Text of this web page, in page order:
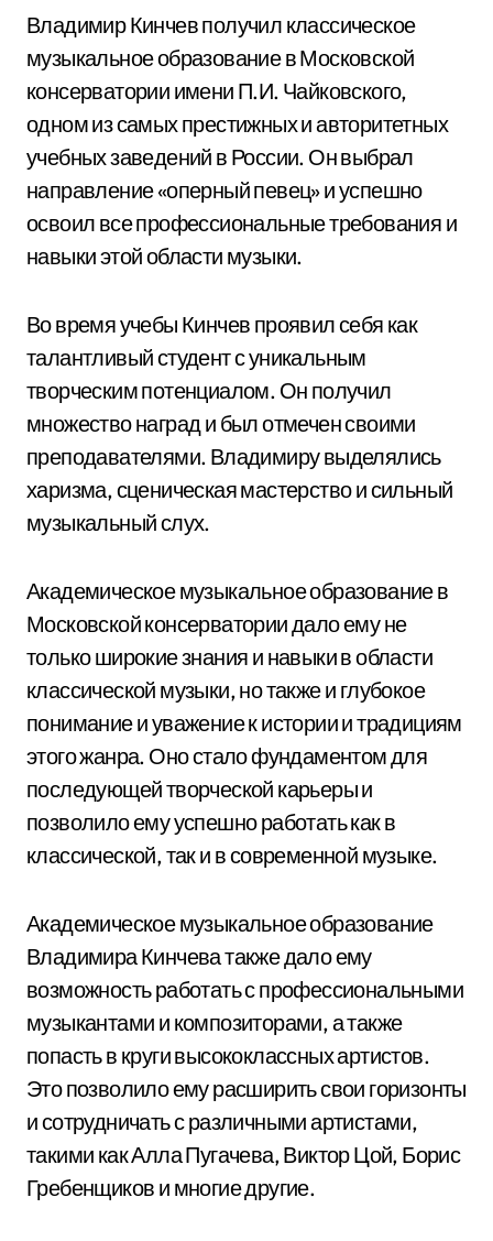
Владимир Кинчев получил классическое
музыкальное образование в Московской
консерватории имени П.И. Чайковского,
одном из самых престижных и авторитетных
учебных заведений в России. Он выбрал
направление «оперный певец» и успешно
освоил все профессиональные требования и
навыки этой области музыки.
Во время учебы Кинчев проявил себя как
талантливый студент с уникальным
творческим потенциалом. Он получил
множество наград и был отмечен своими
преподавателями. Владимиру выделялись
харизма, сценическая мастерство и сильный
музыкальный слух.
Академическое музыкальное образование в
Московской консерватории дало ему не
только широкие знания и навыки в области
классической музыки, но также и глубокое
понимание и уважение к истории и традициям
этого жанра. Оно стало фундаментом для
последующей творческой карьеры и
позволило ему успешно работать как в
классической, так и в современной музыке.
Академическое музыкальное образование
Владимира Кинчева также дало ему
возможность работать с профессиональными
музыкантами и композиторами, а также
попасть в круги высококлассных артистов.
Это позволило ему расширить свои горизонты
и сотрудничать с различными артистами,
такими как Алла Пугачева, Виктор Цой, Борис
Гребенщиков и многие другие.